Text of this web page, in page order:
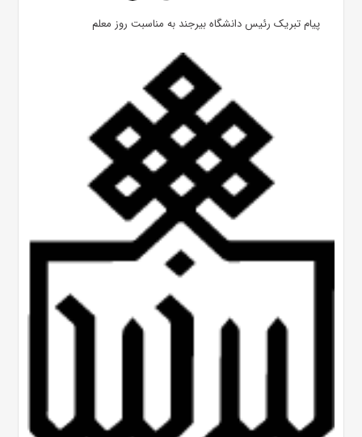
پیام تبریک رئیس دانشگاه بیرجند به مناسبت روز معلم